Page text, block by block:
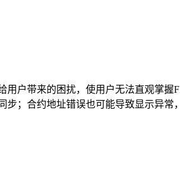
户带来的困扰，使用户无法直观掌
；合约地址错误也可能导致显示异常